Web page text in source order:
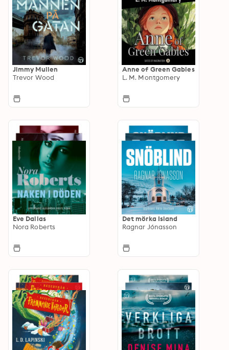
Jimmy Mullen
Trevor Wood
Anne of Green Gables
L. M. Montgomery
Eve Dallas
Nora Roberts
Det mörka Island
Ragnar Jónasson